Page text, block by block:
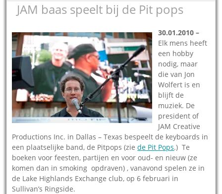
JAM baas speelt bij de Pit pops
30.01.2010 –
Elk mens heeft
een hobby
nodig, maar
die van Jon
Wolfert is en
blijft de
muziek. De
president of
JAM Creative
Productions Inc. in Dallas – Texas bespeelt de keyboards in
een plaatselijke band, de Pitpops (ziede Pit Pops.) Te
boeken voor feesten, partijen en voor oud- en nieuw (ze
komen dan in smoking opdraven) , vanavond spelen ze in
de Lake Highlands Exchange club, op 6 februari in
Sullivan’s Ringside.